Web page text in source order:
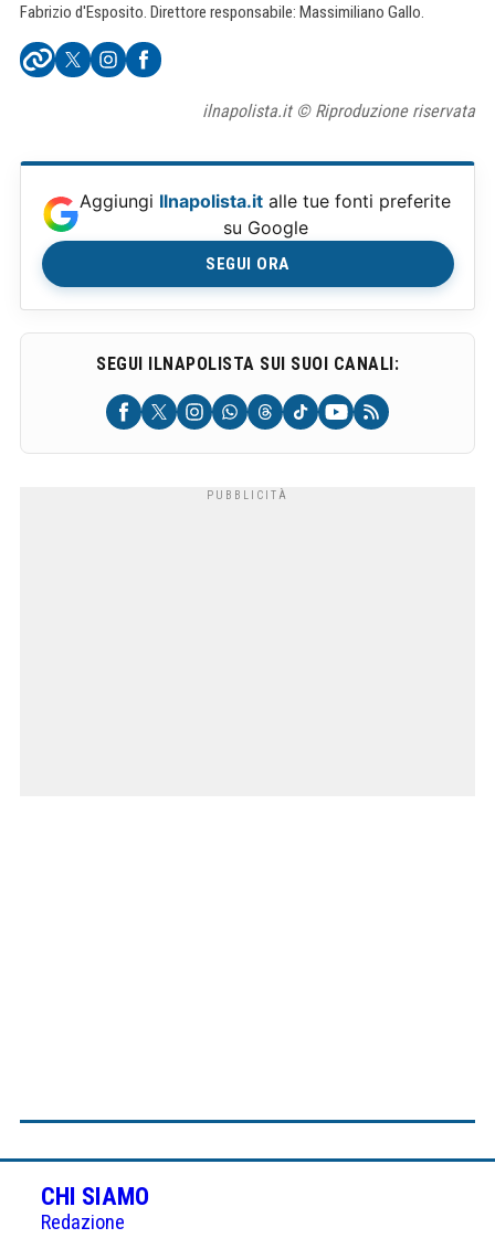
Fabrizio d'Esposito. Direttore responsabile: Massimiliano Gallo.
ilnapolista.it © Riproduzione riservata
Aggiungi Ilnapolista.it alle tue fonti preferite
su Google
SEGUI ORA
SEGUI ILNAPOLISTA SUI SUOI CANALI:
CHI SIAMO
Redazione